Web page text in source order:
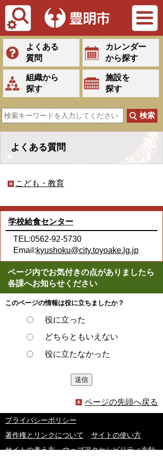
Tiếng Việt
よくある
質問
カレンダー
から探す
組織から
探す
施設を
探す
よくある質問
こども・教育
学校給食センター
TEL:0562-92-5730
Email:kyushoku@city.toyoake.lg.jp
ページ内でお気付きの点がありましたら
各課へお知らせください
このページの情報は役に立ちましたか？
役に立った
どちらともいえない
役に立たなかった
ページの先頭へ戻る
プライバシーポリシー
著作権とリンクについて
サイトの使い方
サイトの考え方
ウェブアクセシビリティ方針